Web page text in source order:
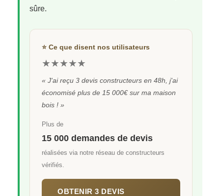
sûre.
⭐ Ce que disent nos utilisateurs
★★★★★
« J'ai reçu 3 devis constructeurs en 48h, j'ai
économisé plus de 15 000€ sur ma maison
bois ! »
Plus de
15 000 demandes de devis
réalisées via notre réseau de constructeurs
vérifiés.
OBTENIR 3 DEVIS